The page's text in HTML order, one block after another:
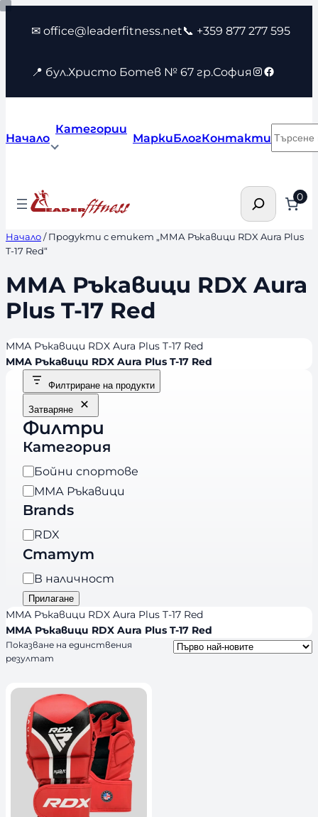
Към
съдържанието
✉ office@leaderfitness.net📞 +359 877 277 595
📍 бул.Христо Ботев № 67 гр.София Instagram
Facebook
Начало
Категории
МаркиБлогКонтакти
Търсене 0
Начало/ Продукти с етикет „ММА Ръкавици RDX Aura Plus
T-17 Red“
ММА Ръкавици RDX Aura
Plus T-17 Red
ММА Ръкавици RDX Aura Plus T-17 Red
ММА Ръкавици RDX Aura Plus T-17 Red
Филтриране на продукти
Затваряне
Филтри
Категория
К
а
т
г
о
р
и
я
Бойни спортове
ММА Ръкавици
Brands
B
r
a
n
d
s
RDX
Статут
Н
а
л
и
ч
н
т
В наличност
Прилагане
ММА Ръкавици RDX Aura Plus T-17 Red
ММА Ръкавици RDX Aura Plus T-17 Red
Показване на единствения
резултат